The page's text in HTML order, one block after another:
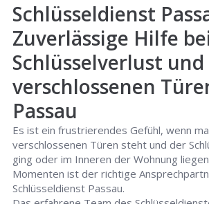
Schlüsseldienst
Zuverlässige Hilfe
Schlüsselverlust und
verschlossenen
Passau
Es ist ein frustrierendes Gefühl, wenn
verschlossenen Türen steht und der
ging oder im Inneren der Wohnung
Momenten ist der richtige
Schlüsseldienst Passau.